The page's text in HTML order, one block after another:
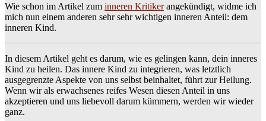
Wie schon im Artikel zum inneren Kritikerangekündigt, widme ich
mich nun einem anderen sehr sehr wichtigen inneren Anteil: dem
inneren Kind.
In diesem Artikel geht es darum, wie es gelingen kann, dein inneres
Kind zu heilen. Das innere Kind zu integrieren, was letztlich
ausgegrenzte Aspekte von uns selbst beinhaltet, führt zur Heilung.
Wenn wir als erwachsenes reifes Wesen diesen Anteil in uns
akzeptieren und uns liebevoll darum kümmern, werden wir wieder
ganz.